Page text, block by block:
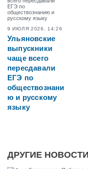
9 ИЮЛЯ 2026, 14:26
Ульяновские
выпускники
чаще всего
пересдавали
ЕГЭ по
обществознани
ю и русскому
языку
ДРУГИЕ НОВОСТИ